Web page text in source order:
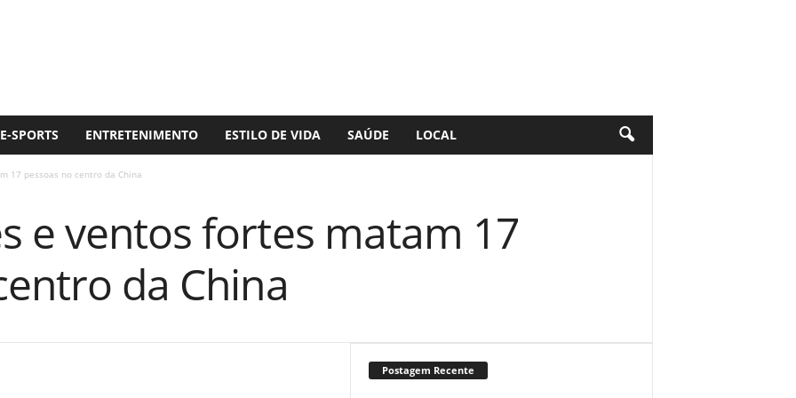
E-SPORTS ENTRETENIMENTO ESTILO DE VIDA SAÚDE LOCAL
17 pessoas no centro da China
e ventos fortes matam 17
da China
Postagem Recente